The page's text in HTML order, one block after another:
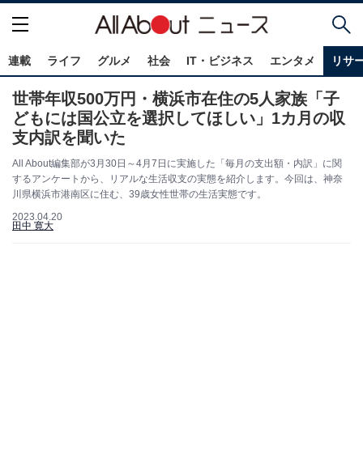
連載 ライフ グルメ 社会 IT・ビジネス エンタメ リサ
世帯年収500万円・横浜市在住の5人家族「子
どもには国公立を選択してほしい」1カ月の収
支内訳を聞いた
All About編集部が3月30日～4月7日に実施した「毎月の支出額・内訳」に関
するアンケートから、リアルな生活収支の実態を紹介します。今回は、神奈
川県横浜市港南区に住む、39歳女性世帯の生活実態です。
2023.04.20
田中 寛大